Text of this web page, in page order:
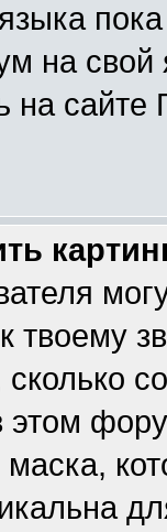
на
сайте
твоему
этом